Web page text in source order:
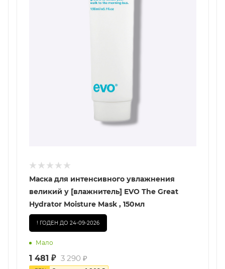
Маска для интенсивного увлажнения
великий у [влажнитель] EVO The Great
Hydrator Moisture Mask , 150мл
! ГОДЕН ДО 24-09-2026
Мало
1 481 ₽ 3 290 ₽